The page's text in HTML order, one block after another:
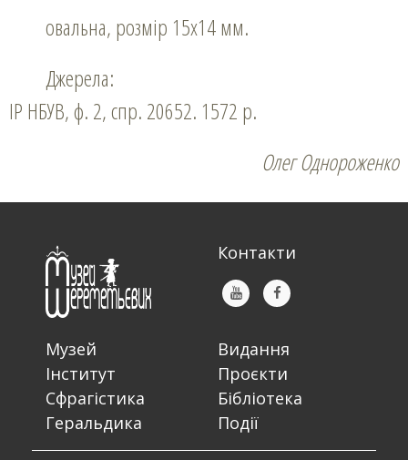
овальна, розмір 15х14 мм.
Джерела:
ІР НБУВ, ф. 2, спр. 20652. 1572 р.
Олег Однороженко
Контакти
Музей
Інститут
Сфрагістика
Геральдика
Видання
Проєкти
Бібліотека
Події